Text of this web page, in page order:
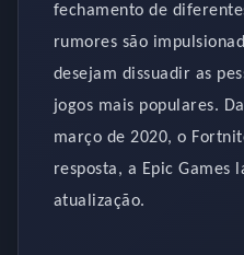
fechamento de
rumores são
desejam dissuadir as
jogos mais populares.
março de 2020, o
resposta, a Epic Games
atualização.